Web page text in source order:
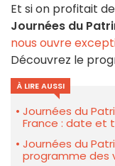
Et si on profitait
Journées du
nous ouvre
Découvrez le
À LIRE AUSSI
Journées du
France : date et
Journées du
programme des